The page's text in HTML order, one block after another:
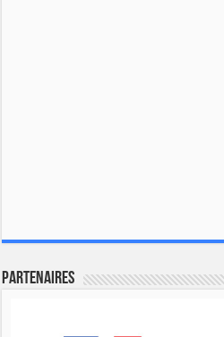
Partenaires